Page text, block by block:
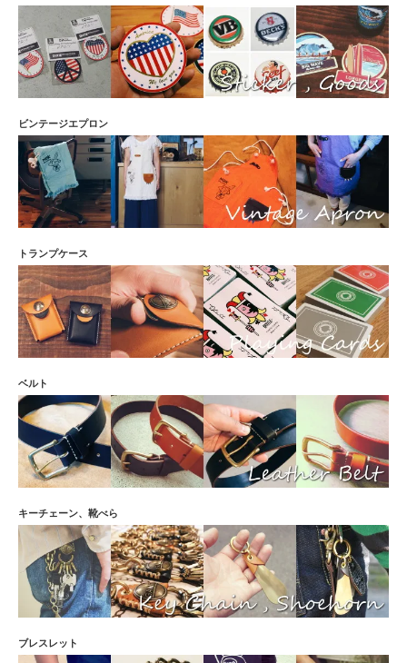
ビンテージエプロン
トランプケース
ベルト
キーチェーン、靴べら
ブレスレット